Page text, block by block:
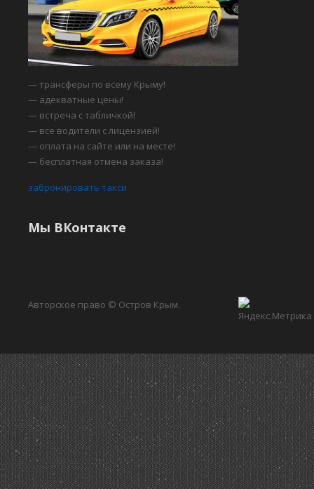
— трансферы по всему Крыму!
— адекватные цены!
— встреча с табличкой!
— все водители с лицензией!
— оплата на сайте или на месте!
— бесплатная отмена заказа!
забронировать такси
Мы ВКонтакте
Авторское право © Остров Крым.